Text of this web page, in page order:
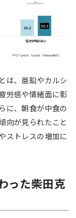
は、亜鉛やカルシ
労感や情緒面に影
に、朝食が中食の
向が見られたこと
ストレスの増加に
った柴田克